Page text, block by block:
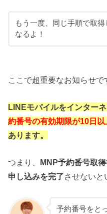
もう一度、同じ手順で取得
なるよ！
ここで超重要なお知らせで
LINEモバイルをインター
約番号の有効期限が10日以
あります。
つまり、 MNP予約番号取
申し込みを完了させないと
予約番号をと